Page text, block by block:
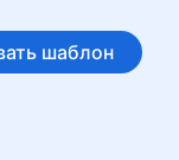
DevOps
шаблон